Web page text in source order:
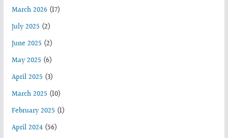
March 2026(17)
July 2025 (2)
June 2025 (2)
May 2025 (6)
April 2025 (3)
March 2025 (10)
February 2025 (1)
April 2024(56)